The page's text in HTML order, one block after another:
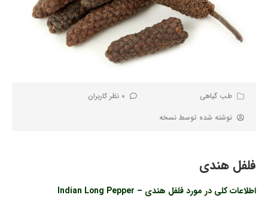
طب گیاهی
0 نظر کاربران
نوشته شده توسط نسخه
فلفل هندی
اطلاعات کلی در مورد فلفل هندی – Indian Long Pepper